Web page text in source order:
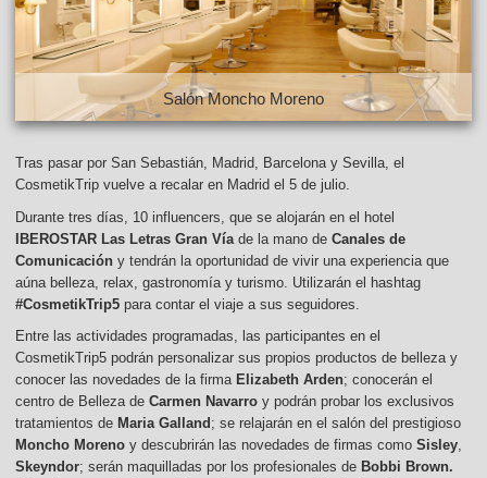
Moreno Iberostar Las
Tras pasar por San Sebastián, Madrid, Barcelona y Sevilla, el
CosmetikTrip vuelve a recalar en Madrid el 5 de julio.
Durante tres días, 10 influencers, que se alojarán en el hotel
IBEROSTAR Las Letras Gran Vía de la mano deCanales de
Comunicación y tendrán la oportunidad de vivir una experiencia que
aúna belleza, relax, gastronomía y turismo. Utilizarán el hashtag
#CosmetikTrip5 para contar el viaje a sus seguidores.
Entre las actividades programadas, las participantes en el
CosmetikTrip5 podrán personalizar sus propios productos de belleza y
conocer las novedades de la firma Elizabeth Arden; conocerán el
centro de Belleza deCarmen Navarro y podrán probar los exclusivos
tratamientos de Maria Galland ; se relajarán en el salón del prestigioso
Moncho Moreno y descubrirán las novedades de firmas comoSisley,
Skeyndor; serán maquilladas por los profesionales de Bobbi Brown.